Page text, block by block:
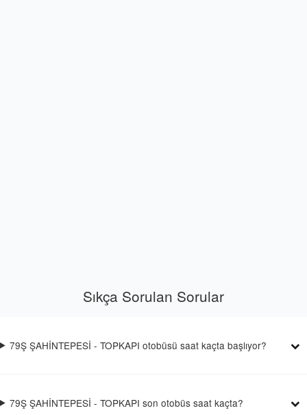
Sıkça Sorulan Sorular
79Ş ŞAHİNTEPESİ - TOPKAPI otobüsü saat kaçta başlıyor?
79Ş ŞAHİNTEPESİ - TOPKAPI son otobüs saat kaçta?